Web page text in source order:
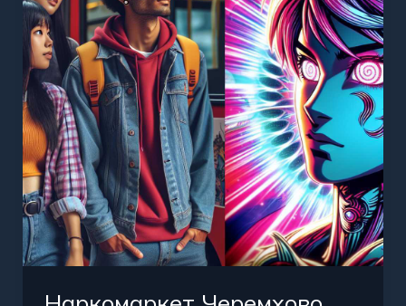
Разнообразие
Товаров